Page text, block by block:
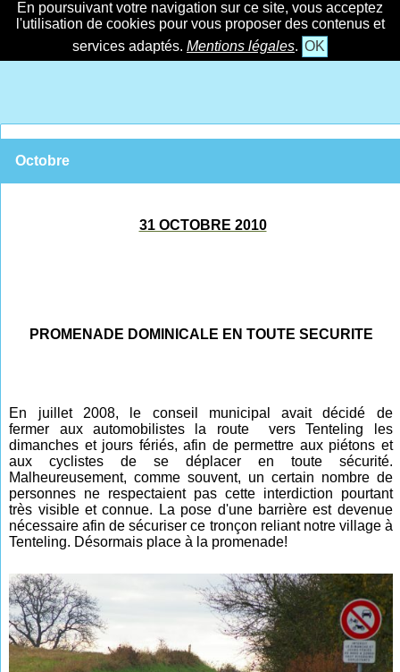
En poursuivant votre navigation sur ce site, vous acceptez
l'utilisation de cookies pour vous proposer des contenus et
services adaptés. Mentions légales. OK
Octobre
31 OCTOBRE 2010
PROMENADE DOMINICALE EN TOUTE SECURITE
En juillet 2008, le conseil municipal avait décidé de
fermer aux automobilistes la route vers Tenteling
les
dimanches et jours fériés, afin de permettre aux piétons et
aux cyclistes de se déplacer en toute sécurité.
Malheureusement, comme souvent, un certain nombre de
personnes ne respectaient pas cette interdiction pourtant
très visible et connue. La pose d'une barrière est devenue
nécessaire afin de sécuriser ce tronçon reliant notre village à
Tenteling. Désormais place à la promenade!